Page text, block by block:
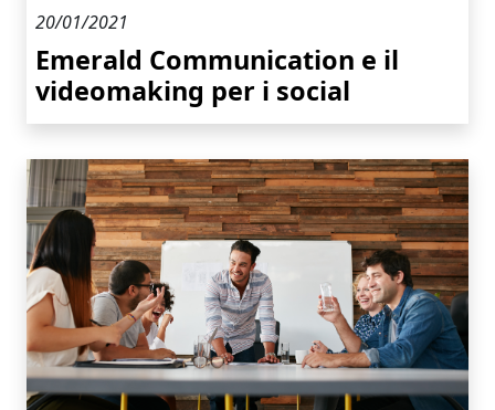
20/01/2021
Emerald Communication e il
videomaking per i social